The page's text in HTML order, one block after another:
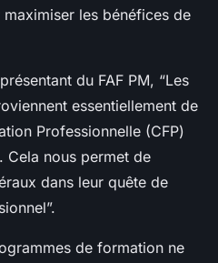
les bénéfices de
du FAF PM, “Les
essentiellement de
Professionnelle (CFP)
Cela nous permet de
dans leur quête de
de formation ne